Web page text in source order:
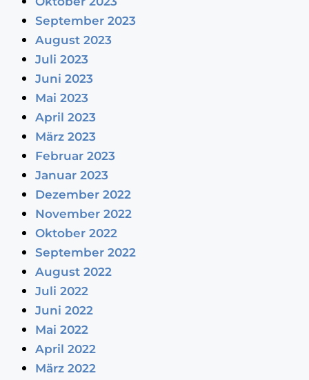
September 2023
August 2023
Juli 2023
Juni 2023
Mai 2023
April 2023
März 2023
Februar 2023
Januar 2023
Dezember 2022
November 2022
Oktober 2022
September 2022
August 2022
Juli 2022
Juni 2022
Mai 2022
April 2022
März 2022